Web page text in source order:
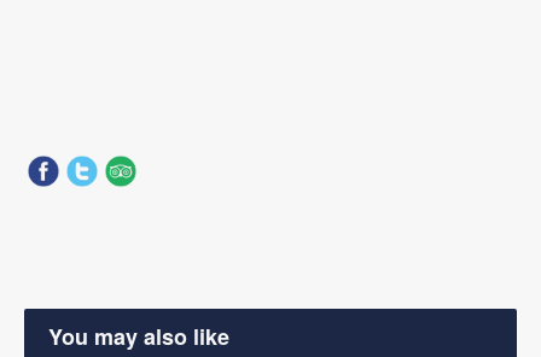
You may also like